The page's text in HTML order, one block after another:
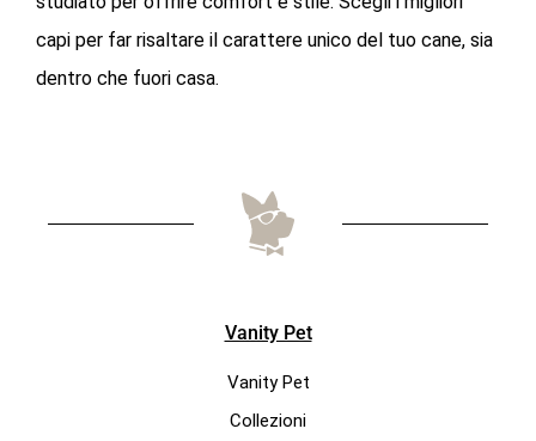
capi per far risaltare il carattere unico del tuo cane, sia
dentro che fuori casa.
Vanity Pet
Vanity Pet
Collezioni